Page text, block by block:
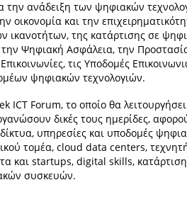
την ανάδειξη των ψηφιακών
οικονομία και την
της κατάρτισης σε
Ψηφιακή Ασφάλεια, την
τις Υποδομές
ψηφιακών τεχνολογιών.
ICT Forum, το οποίο θα
δικές τους ημερίδες,
υπηρεσίες και υποδομές
τομέα, cloud data centers,
και startups, digital skills,
συσκευών.